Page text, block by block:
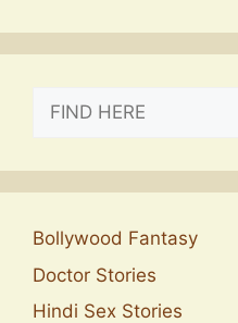
SEARCH
Bollywood Fantasy
Doctor Stories
Hindi Sex Stories